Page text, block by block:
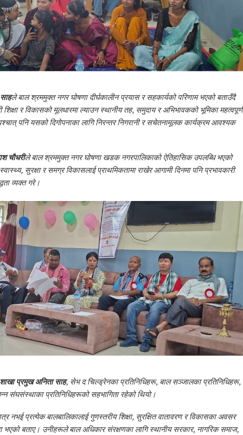
ले बाल श्रममुक्त नगर घोषणा दीर्घकालीन प्रयास र सहकार्यको परिणाम भएको बताउँदै
शिक्षा र विकासको मूलधारमा ल्याउन स्थानीय तह, समुदाय र अभिभावकको भूमिका महत्वपूर्ण
पनि यसको दिगोपनाका लागि निरन्तर निगरानी र सचेतनामूलक कार्यक्रम आवश्यक
चौधरीले बाल श्रममुक्त नगर घोषणा खडक नगरपालिकाको ऐतिहासिक उपलब्धि भएको
सुरक्षा र समग्र विकासलाई प्राथमिकतामा राखेर आगामी दिनमा पनि प्रभावकारी
व्यक्त गरे।
प्रमुख अनिता साह, सेभ द चिल्ड्रेनका प्रतिनिधिहरू, बाल सञ्जालका प्रतिनिधिहरू,
संघसंस्थाका प्रतिनिधिहरूको सहभागिता रहेको थियो।
नभई प्रत्येक बालबालिकालाई गुणस्तरीय शिक्षा, सुरक्षित वातावरण र विकासका अवसर
बताए। उनीहरूले बाल अधिकार संरक्षणका लागि स्थानीय सरकार, नागरिक समाज,